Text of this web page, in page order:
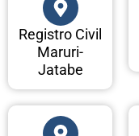
Registro Civil
Maruri-
Jatabe